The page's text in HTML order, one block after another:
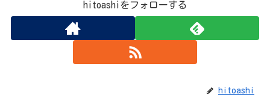
hitoashiをフォローする
hitoashi